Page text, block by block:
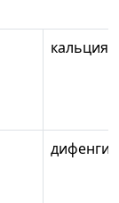
кальция